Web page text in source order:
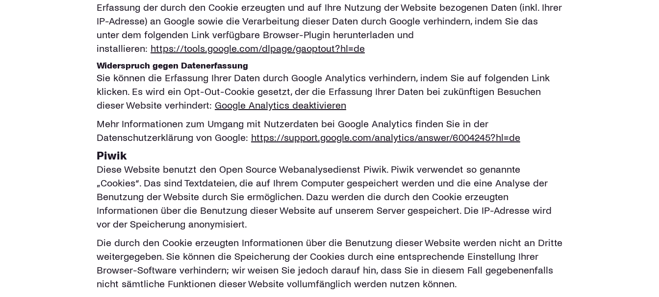
Erfassung der durch den Cookie erzeugten und auf Ihre Nutzung der Website bezogenen Daten (inkl. Ihrer
IP-Adresse) an Google sowie die Verarbeitung dieser Daten durch Google verhindern, indem Sie das
unter dem folgenden Link verfügbare Browser-Plugin herunterladen und
installieren: https://tools.google.com/dlpage/gaoptout?hl=de
Widerspruch gegen Datenerfassung
Sie können die Erfassung Ihrer Daten durch Google Analytics verhindern, indem Sie auf folgenden Link
klicken. Es wird ein Opt-Out-Cookie gesetzt, der die Erfassung Ihrer Daten bei zukünftigen Besuchen
dieser Website verhindert: Google Analytics deaktivieren
Mehr Informationen zum Umgang mit Nutzerdaten bei Google Analytics finden Sie in der
Datenschutzerklärung von Google: https://support.google.com/analytics/answer/6004245?hl=de
Piwik
Diese Website benutzt den Open Source Webanalysedienst Piwik. Piwik verwendet so genannte
„Cookies“. Das sind Textdateien, die auf Ihrem Computer gespeichert werden und die eine Analyse der
Benutzung der Website durch Sie ermöglichen. Dazu werden die durch den Cookie erzeugten
Informationen über die Benutzung dieser Website auf unserem Server gespeichert. Die IP-Adresse wird
vor der Speicherung anonymisiert.
Die durch den Cookie erzeugten Informationen über die Benutzung dieser Website werden nicht an Dritte
weitergegeben. Sie können die Speicherung der Cookies durch eine entsprechende Einstellung Ihrer
Browser-Software verhindern; wir weisen Sie jedoch darauf hin, dass Sie in diesem Fall gegebenenfalls
nicht sämtliche Funktionen dieser Website vollumfänglich werden nutzen können.